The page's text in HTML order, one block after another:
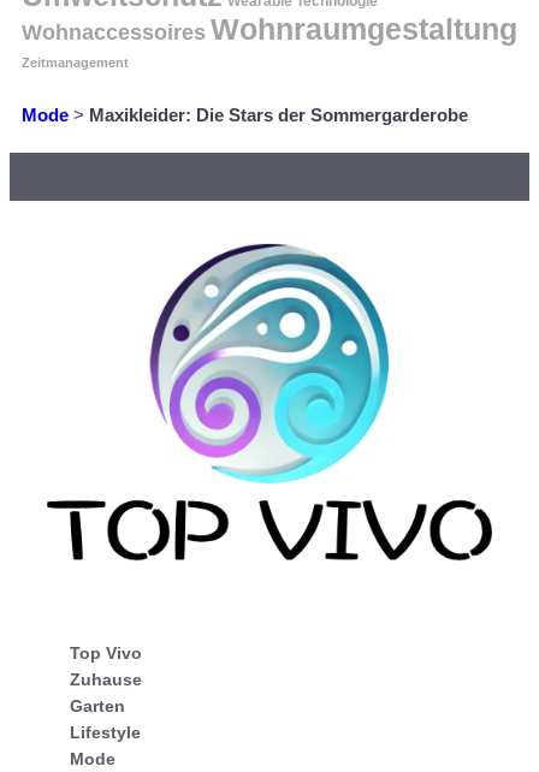
Wohnaccessoires Wohnraumgestaltung
Zeitmanagement
Mode > Maxikleider: Die Stars der Sommergarderobe
Top Vivo
Zuhause
Garten
Lifestyle
Mode